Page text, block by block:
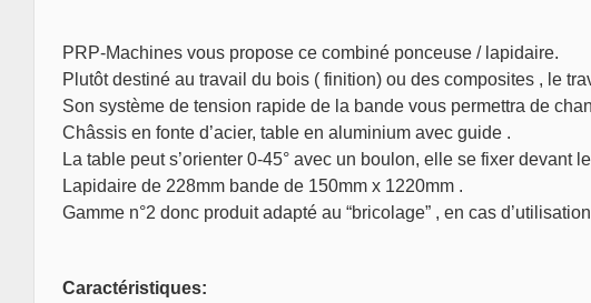
PRP-Machines vous propose ce combiné ponceuse / lapidaire.
Plutôt destiné au travail du bois ( finition) ou des composites , le
Son système de tension rapide de la bande vous permettra de
Châssis en fonte d’acier, table en aluminium avec guide .
La table peut s’orienter 0-45° avec un boulon, elle se fixer
Lapidaire de 228mm bande de 150mm x 1220mm .
Gamme n°2 donc produit adapté au “bricolage” , en cas
Caractéristiques: